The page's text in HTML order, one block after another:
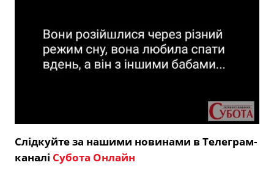
Слідкуйте за нашими новинами в Телеграм-
каналі Субота Онлайн